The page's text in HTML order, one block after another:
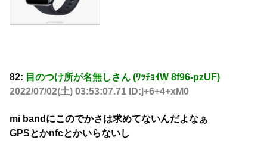
82: 目のつけ所が名無しさん (ﾜｯﾁｮｲW 8f96-pzUF)
2022/07/02(土) 03:53:07.71 ID:j+6+4+xM0
mi bandにこのでかさは求めてないんだよなぁ
GPSとかnfcとかいらないし